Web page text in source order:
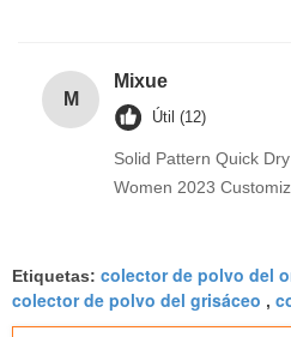
M
Mixue
Útil (12)
Solid Pattern Quick
Women 2023
Etiquetas: colector de polvo del
colector de polvo del grisáceo ,